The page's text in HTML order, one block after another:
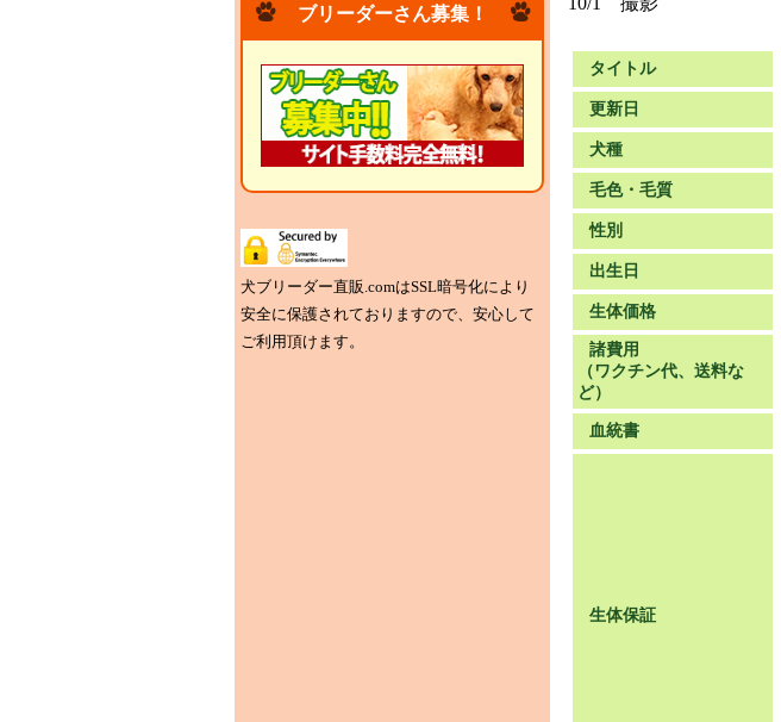
タイトル
更新日
犬種
毛色・毛質
性別
出生日
生体価格
諸費用
（ワクチン代、送料な
ど）
血統書
生体保証
ブリーダーさん募集！
犬ブリーダー直販.comはSSL暗号化により
安全に保護されておりますので、安心して
ご利用頂けます。